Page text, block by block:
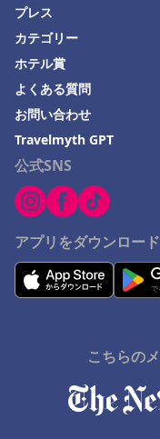
公式SNS
アプリをダウンロード
プレス
カテゴリー
ホテル賞
よくある質問
お問い合わせ
Travelmyth GPT
こちらの